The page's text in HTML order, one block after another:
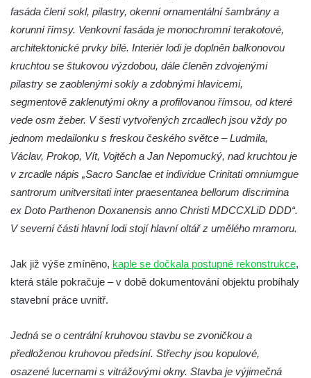
Křížová cesta Římov – XVIII. kaple – Na
Ježíše vložen kříž
Křížová cesta Římov – XVII. kaple – Velký
Pilát
Křížová cesta Římov – XVI. kaple – U
Herodesa
Křížová cesta Římov – XV. kaple – Malý
Pilát
Křížová cesta Římov – XIV. kaple – U
Kaifáše (U Děvečky)
brána
Křížová cesta Římov – XI. kaple – Ježíš
haněn a tupen
Cedronu
Křížová cesta Římov – IX. kaple – U
fasáda člení sokl, pilastry, okenní ornamentální šambrány a
korunní římsy. Venkovní fasáda je monochromní terakotové,
architektonické prvky bílé. Interiér lodi je doplněn balkonovou
kruchtou se štukovou výzdobou, dále členěn zdvojenými
pilastry se zaoblenými sokly a zdobnými hlavicemi,
segmentově zaklenutými okny a profilovanou římsou, od které
vede osm žeber. V šesti vytvořených zrcadlech jsou vždy po
jednom medailonku s freskou českého světce – Ludmila,
Václav, Prokop, Vít, Vojtěch a Jan Nepomucký, nad kruchtou je
v zrcadle nápis „Sacro Sanclae et individue Crinitati omniumgue
santrorum unitversitati inter praesentanea bellorum discrimina
ex Doto Parthenon Doxanensis anno Christi MDCCXLiD DDD“.
V severní části hlavní lodi stojí hlavní oltář z umělého mramoru.
Jak již výše zmíněno, kaple se dočkala postupné rekonstrukce,
která stále pokračuje – v době dokumentování objektu probíhaly
stavební práce uvnitř.
Jedná se o centrální kruhovou stavbu se zvoničkou a
předloženou kruhovou předsíní. Střechy jsou kopulové,
osazené lucernami s vitrážovými okny. Stavba je výjimečná